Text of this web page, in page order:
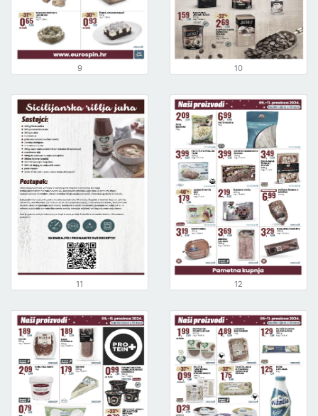
9 10
11 12